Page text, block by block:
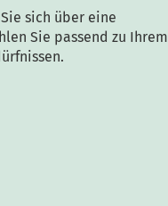
sich über eine
Sie passend zu Ihrem